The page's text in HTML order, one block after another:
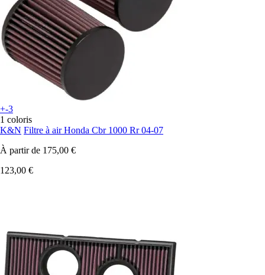
+-3
1 coloris
K&N Filtre à air Honda Cbr 1000 Rr 04-07
À partir de 175,00 €
123,00 €